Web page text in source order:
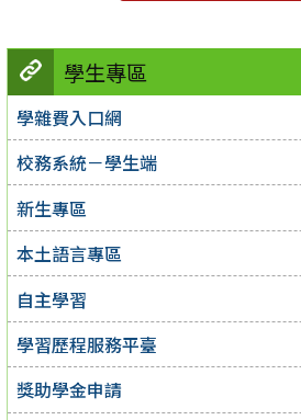
學生專區
學雜費入口網
校務系統－學生端
新生專區
本土語言專區
自主學習
學習歷程服務平臺
獎助學金申請